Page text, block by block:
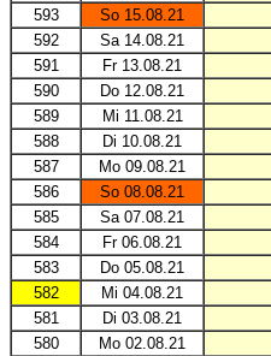
593
So 15.08.21
592
Sa 14.08.21
591
Fr 13.08.21
590
Do 12.08.21
589
Mi 11.08.21
588
Di 10.08.21
587
Mo 09.08.21
586
So 08.08.21
585
Sa 07.08.21
584
Fr 06.08.21
583
Do 05.08.21
582
Mi 04.08.21
581
Di 03.08.21
580
Mo 02.08.21